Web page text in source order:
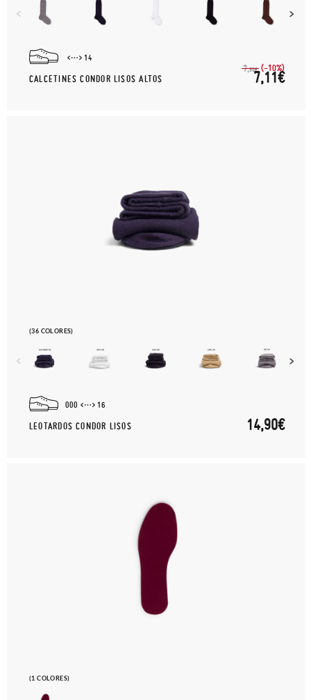
14
CALCETINES CONDOR LISOS ALTOS
7,90€ (-10%)
7,11€
(36 COLORES)
000 16
LEOTARDOS CONDOR LISOS 14,90€
(1 COLORES)